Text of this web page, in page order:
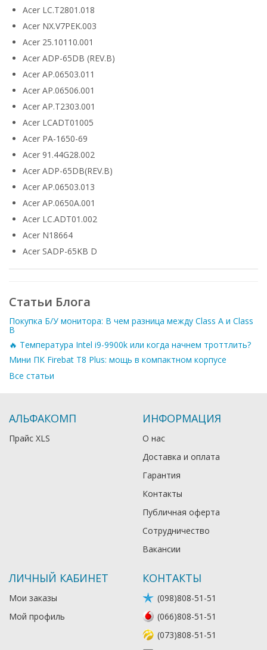
Acer LC.T2801.018
Acer NX.V7PEK.003
Acer 25.10110.001
Acer ADP-65DB (REV.B)
Acer AP.06503.011
Acer AP.06506.001
Acer AP.T2303.001
Acer LCADT01005
Acer PA-1650-69
Acer 91.44G28.002
Acer ADP-65DB(REV.B)
Acer AP.06503.013
Acer AP.0650A.001
Acer LC.ADT01.002
Acer N18664
Acer SADP-65KB D
Статьи Блога
Покупка Б/У монитора: В чем разница между Class A и Class
B
🔥 Температура Intel i9-9900k или когда начнем троттлить?
Мини ПК Firebat T8 Plus: мощь в компактном корпусе
Все статьи
АЛЬФАКОМП
Прайс XLS
ИНФОРМАЦИЯ
О нас
Доставка и оплата
Гарантия
Контакты
Публичная оферта
Сотрудничество
Вакансии
ЛИЧНЫЙ КАБИНЕТ
Мои заказы
Мой профиль
КОНТАКТЫ
(098)808-51-51
(066)808-51-51
(073)808-51-51